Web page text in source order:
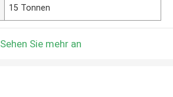
15 Tonnen
Sehen Sie mehr an